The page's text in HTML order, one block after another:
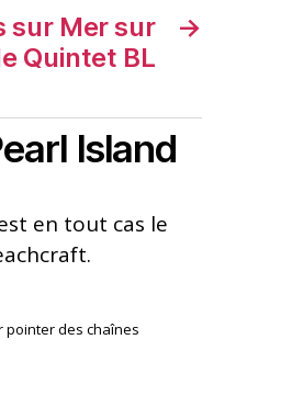
→
sur Mer sur
Quintet BL
Island
en tout cas le
pointer des chaînes